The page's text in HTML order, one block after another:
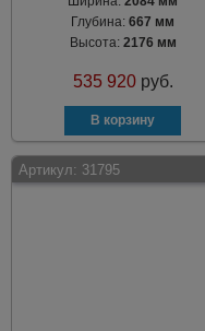
Глубина:667 мм
Высота: 2176 мм
535 920 руб.
Артикул: 31795